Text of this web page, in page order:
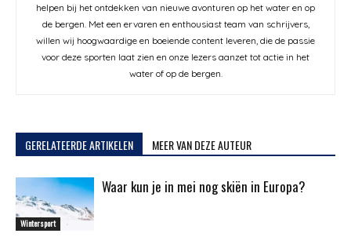
helpen bij het ontdekken van nieuwe avonturen op het water en op
de bergen. Met een ervaren en enthousiast team van schrijvers,
willen wij hoogwaardige en boeiende content leveren, die de passie
voor deze sporten laat zien en onze lezers aanzet tot actie in het
water of op de bergen.
GERELATEERDE ARTIKELEN MEER VAN DEZE AUTEUR
Wintersport
Waar kun je in mei nog skiën in Europa?